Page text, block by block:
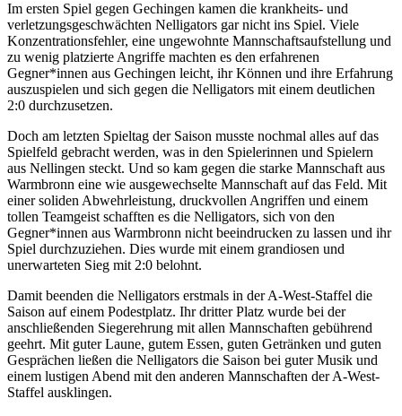
Im ersten Spiel gegen Gechingen kamen die krankheits- und
verletzungsgeschwächten Nelligators gar nicht ins Spiel. Viele
Konzentrationsfehler, eine ungewohnte Mannschaftsaufstellung und
zu wenig platzierte Angriffe machten es den erfahrenen
Gegner*innen aus Gechingen leicht, ihr Können und ihre Erfahrung
auszuspielen und sich gegen die Nelligators mit einem deutlichen
2:0 durchzusetzen.
Doch am letzten Spieltag der Saison musste nochmal alles auf das
Spielfeld gebracht werden, was in den Spielerinnen und Spielern
aus Nellingen steckt. Und so kam gegen die starke Mannschaft aus
Warmbronn eine wie ausgewechselte Mannschaft auf das Feld. Mit
einer soliden Abwehrleistung, druckvollen Angriffen und einem
tollen Teamgeist schafften es die Nelligators, sich von den
Gegner*innen aus Warmbronn nicht beeindrucken zu lassen und ihr
Spiel durchzuziehen. Dies wurde mit einem grandiosen und
unerwarteten Sieg mit 2:0 belohnt.
Damit beenden die Nelligators erstmals in der A-West-Staffel die
Saison auf einem Podestplatz. Ihr dritter Platz wurde bei der
anschließenden Siegerehrung mit allen Mannschaften gebührend
geehrt. Mit guter Laune, gutem Essen, guten Getränken und guten
Gesprächen ließen die Nelligators die Saison bei guter Musik und
einem lustigen Abend mit den anderen Mannschaften der A-West-
Staffel ausklingen.